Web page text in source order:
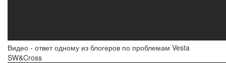
Видео - ответ одному из блогеров по проблемам Vesta
SW&Cross